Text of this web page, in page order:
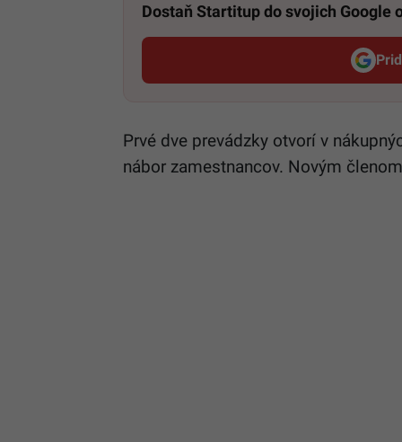
Dostaň Startitup do svojich Google
Prvé dve prevádzky otvorí v
nábor zamestnancov. Novým